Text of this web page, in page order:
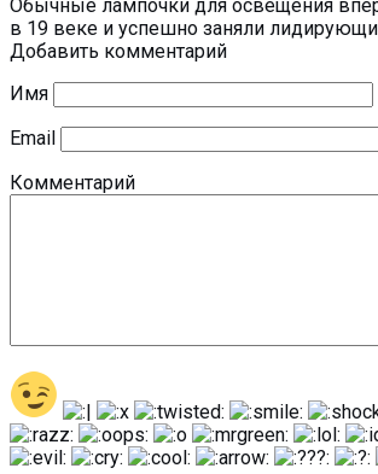
Обычные лампочки для освещения
в 19 веке и успешно заняли
Добавить комментарий
Имя
Email
Комментарий